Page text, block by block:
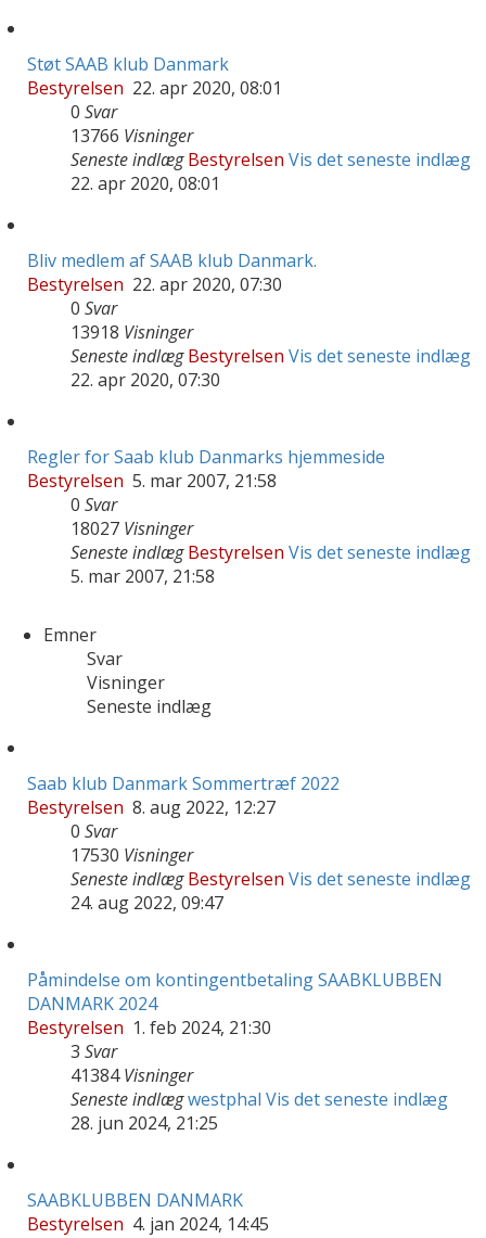
Støt SAAB klub Danmark
Bestyrelsen 22. apr 2020, 08:01
0 Svar
13766 Visninger
Seneste indlægBestyrelsen Vis det seneste indlæg
22. apr 2020, 08:01
Bliv medlem af SAAB klub Danmark.
Bestyrelsen 22. apr 2020, 07:30
0 Svar
13918 Visninger
Seneste indlægBestyrelsen Vis det seneste indlæg
22. apr 2020, 07:30
Regler for Saab klub Danmarks hjemmeside
Bestyrelsen 5. mar 2007, 21:58
0 Svar
18027 Visninger
Seneste indlægBestyrelsen Vis det seneste indlæg
5. mar 2007, 21:58
Emner
Svar
Visninger
Seneste indlæg
Saab klub Danmark Sommertræf 2022
Bestyrelsen 8. aug 2022, 12:27
0 Svar
17530 Visninger
Seneste indlægBestyrelsen Vis det seneste indlæg
24. aug 2022, 09:47
Påmindelse om kontingentbetaling SAABKLUBBEN
DANMARK 2024
Bestyrelsen 1. feb 2024, 21:30
3 Svar
41384Visninger
Seneste indlægwestphal Vis det seneste indlæg
28. jun 2024, 21:25
SAABKLUBBEN DANMARK
Bestyrelsen 4. jan 2024, 14:45